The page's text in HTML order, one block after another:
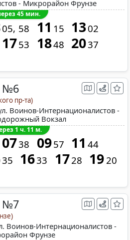
- Микрорайон Фрунзе
45 мин.
05 58 11 15 1302
1753 1848 2037
№6
пр-та)
Воинов-Интернационалистов -
Вокзал
1 ч. 11 м.
0738 0957 11 44
35 1633 1728 1920
№7
Воинов-Интернационалистов -
Фрунзе